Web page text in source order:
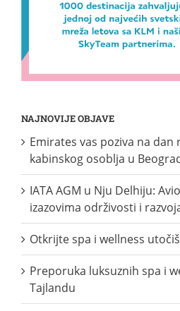
NAJNOVIJE OBJAVE
Emirates vas poziva na dan
kabinskog osoblja u
IATA AGM u Nju Delhiju:
izazovima održivosti i
Otkrijte spa i wellness
Preporuka luksuznih spa i
Tajlandu